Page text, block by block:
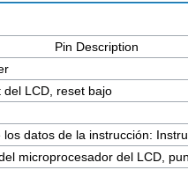
Pin Description
del LCD, reset bajo
los datos de la instrucción:
microprocesador del LCD,